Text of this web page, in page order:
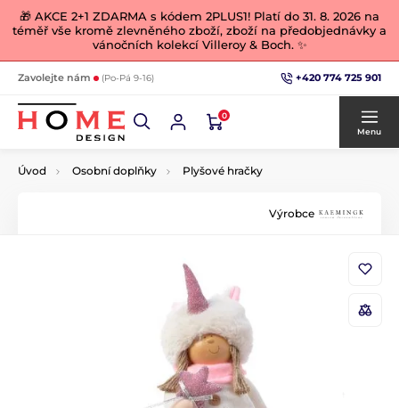
🎁 AKCE 2+1 ZDARMA s kódem 2PLUS1! Platí do 31. 8. 2026 na
téměř vše kromě zlevněného zboží, zboží na předobjednávky a
vánočních kolekcí Villeroy & Boch. ✨
Zavolejte nám (Po-Pá 9-16) +420 774 725 901
0
Menu
Úvod Osobní doplňky Plyšové hračky
Výrobce